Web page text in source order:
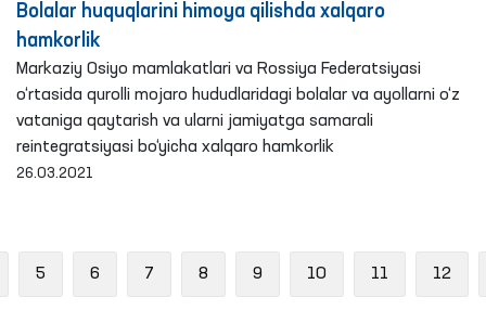
Bolalar huquqlarini himoya qilishda xalqaro
hamkorlik
Markaziy Osiyo mamlakatlari va Rossiya Federatsiyasi
o‘rtasida qurolli mojaro hududlaridagi bolalar va ayollarni o‘z
vataniga qaytarish va ularni jamiyatga samarali
reintegratsiyasi bo‘yicha xalqaro hamkorlik
26.03.2021
5 6 7 8 9 10 11 12